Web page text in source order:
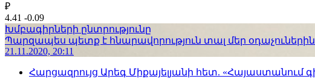
₽
4.41 -0.09
Խմբագիրների ընտրությունը
Պարզապես պետք է հնարավորություն տալ մեր
21.11.2020, 20:11
Հարցազրույց Արեգ Միքայելյանի հետ.